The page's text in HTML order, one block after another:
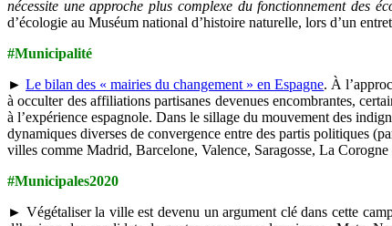
nécessite une approche plus complexe du fonctionnement des
d’écologie au Muséum national d’histoire naturelle, lors d’un
#Municipalité
►Le bilan des « mairies du changement » en Espagne. À
à occulter des affiliations partisanes devenues encombrantes,
à l’expérience espagnole. Dans le sillage du mouvement des
dynamiques diverses de convergence entre des partis politiques
villes comme Madrid, Barcelone, Valence, Saragosse, La
#Municipales2020
► Végétaliser la ville est devenu un argument clé dans cette